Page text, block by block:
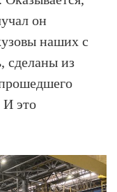
он
наших с
сделаны из
И это